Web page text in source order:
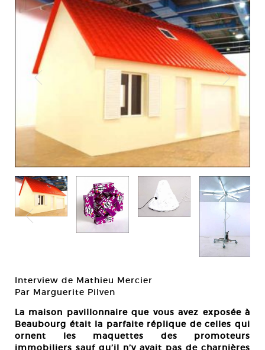
Interview de Mathieu Mercier
Par Marguerite Pilven
La maison pavillonnaire que vous avez exposée à
Beaubourg était la parfaite réplique de celles qui
ornent les maquettes des promoteurs
immobiliers sauf qu’il n’y avait pas de charnières